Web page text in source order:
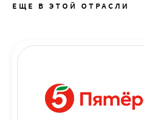
ЕЩЕ В ЭТОЙ ОТРАСЛИ